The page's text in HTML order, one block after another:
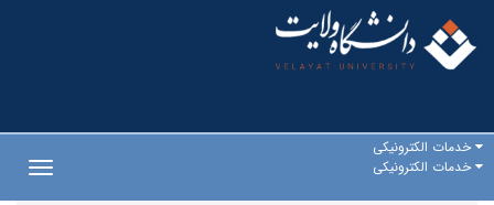
خدمات الکترونیکی
خدمات الکترونیکی